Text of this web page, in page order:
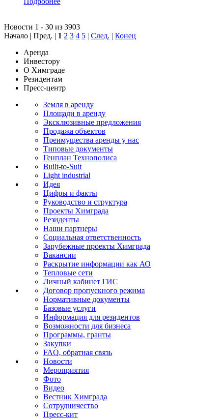
Новости 1 - 30 из 3903
Начало | Пред. | 1 2 3 4 5 | След. | Конец
Аренда
Инвестору
О Химграде
Резидентам
Пресс-центр
Земля в аренду
Площади в аренду
Эксклюзивные предложения
Продажа объектов
Преимущества аренды у нас
Типовые документы
Генплан Технополиса
Built-to-Suit
Light industrial
Идея
Цифры и факты
Руководство и структура
Проекты Химграда
Резиденты
Наши партнеры
Социальная ответственность
Зарубежные проекты Химграда
Вакансии
Раскрытие информации как АО
Тепловые сети
Личный кабинет ГИС
Договор пропускного режима
Нормативные документы
Базовые услуги
Информация для резидентов
Возможности для бизнеса
Программы, гранты
Закупки
FAQ, обратная связь
Новости
Мероприятия
Фото
Видео
Вестник Химграда
Сотрудничество
Пресс-кит